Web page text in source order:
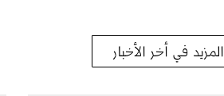
المزيد في أخر الأخبار